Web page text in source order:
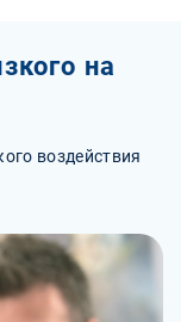
на
воздействия